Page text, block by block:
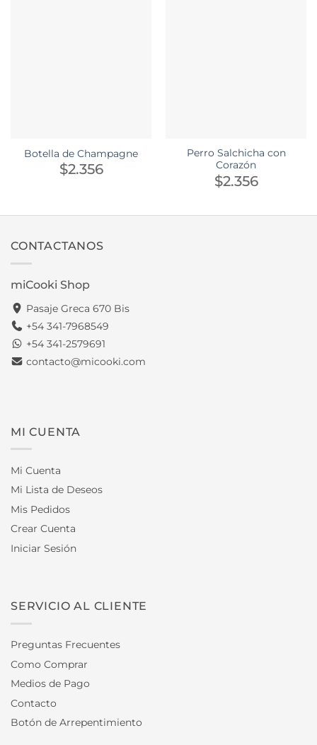
Botella de Champagne
$2.356
Perro Salchicha con
Corazón
$2.356
CONTACTANOS
miCooki Shop
Pasaje Greca 670 Bis
+54 341-7968549
+54 341-2579691
contacto@micooki.com
MI CUENTA
Mi Cuenta
Mi Lista de Deseos
Mis Pedidos
Crear Cuenta
Iniciar Sesión
SERVICIO AL CLIENTE
Preguntas Frecuentes
Como Comprar
Medios de Pago
Contacto
Botón de Arrepentimiento